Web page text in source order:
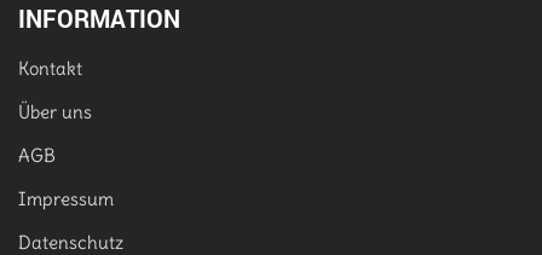
INFORMATION
Kontakt
Über uns
AGB
Impressum
Datenschutz